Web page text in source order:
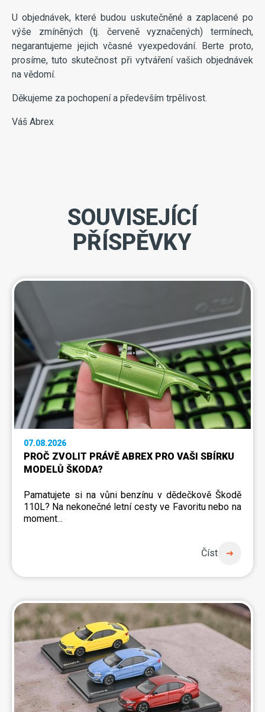
U objednávek, které budou uskutečněné a zaplacené po
výše zmíněných (tj. červeně vyznačených) termínech,
negarantujeme jejich včasné vyexpedování. Berte proto,
prosíme, tuto skutečnost při vytváření vašich objednávek
na vědomí.
Děkujeme za pochopení a především trpělivost.
Váš Abrex
SOUVISEJÍCÍ
PŘÍSPĚVKY
07.08.2026
PROČ ZVOLIT PRÁVĚ ABREX PRO VAŠI SBÍRKU
MODELŮ ŠKODA?
Pamatujete si na vůni benzínu v dědečkově Škodě
110L? Na nekonečné letní cesty ve Favoritu nebo na
moment...
Číst